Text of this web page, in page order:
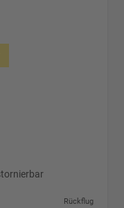
Rückflug